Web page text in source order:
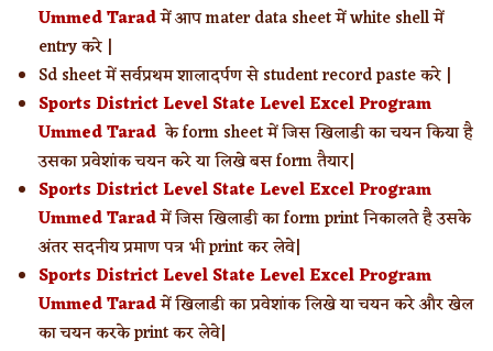
Ummed Taradमें आप mater data sheet में white shell में
entry करे |
Sd sheet में सर्वप्रथम शालादर्पण से student record paste करे |
Sports District Level State Level Excel Program
Ummed Tarad के form sheet में जिस खिलाडी का चयन किया है
उसका प्रवेशांक चयन करे या लिखे बस form तैयार|
Sports District Level State Level Excel Program
Ummed Taradमें जिस खिलाडी का form print निकालते है उसके
अंतर सदनीय प्रमाण पत्र भी print कर लेवे|
Sports District Level State Level Excel Program
Ummed Taradमें खिलाडी का प्रवेशांक लिखे या चयन करे और खेल
का चयन करके print कर लेवे|